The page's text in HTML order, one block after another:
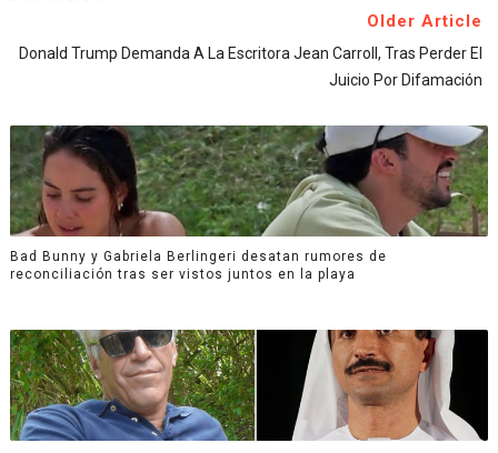
Older Article
Donald Trump Demanda A La Escritora Jean Carroll, Tras Perder El
Juicio Por Difamación
Bad Bunny y Gabriela Berlingeri desatan rumores de
reconciliación tras ser vistos juntos en la playa